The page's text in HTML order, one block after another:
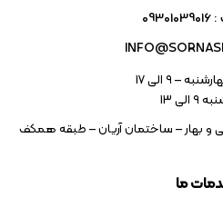
ما
– ۹ الی 17
الی 13
و بهار – ساختمان آریان – طبقه همکف